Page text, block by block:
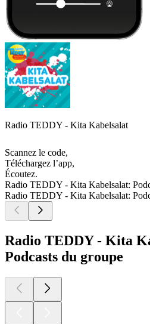
Radio TEDDY - Kita Kabelsalat
Scannez le code,
Téléchargez l’app,
Écoutez.
Radio TEDDY - Kita Kabelsalat:
Radio TEDDY - Kita Kabelsalat:
Radio TEDDY - Kita
Podcasts du groupe